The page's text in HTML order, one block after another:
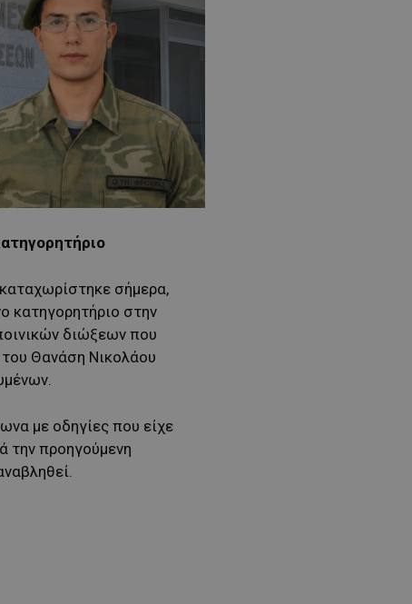
σήμερα,
κατηγορητήριο στην
διώξεων που
Θανάση Νικολάου
με οδηγίες που είχε
την προηγούμενη